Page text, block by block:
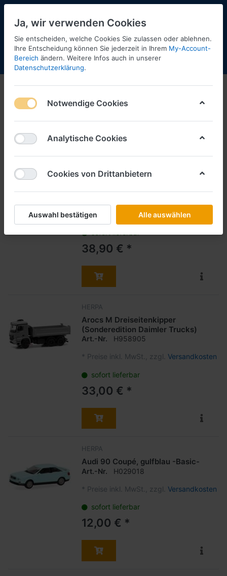
Menü Anmelden Shopaktualisierung
Herpa
1-12 von 55
Filtern Sortieren
HERPA
* Preise inkl. MwSt., zzgl.Versandkosten
38,90 € *
HERPA
Arocs M Dreiseitenkipper
(Sonderedition Daimler Trucks)
Art.-Nr. H958905
* Preise inkl. MwSt., zzgl. Versandkosten
sofort lieferbar
33,00 € *
HERPA
Audi 90 Coupé, gulfblau -Basic-
Art.-Nr. H029018
* Preise inkl. MwSt., zzgl. Versandkosten
sofort lieferbar
12,00 € *
Ja, wir verwenden Cookies
Sie entscheiden, welche Cookies Sie zulassen oder ablehnen.
Ihre Entscheidung können Sie jederzeit in Ihrem My-Account-
Bereich ändern. Weitere Infos auch in unserer
Datenschutzerklärung.
Notwendige Cookies
Analytische Cookies
Cookies von Drittanbietern
Auswahl bestätigen Alle auswählen